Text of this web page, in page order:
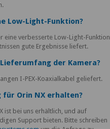
Low-Light-Funktion?
eine verbesserte Low-Light-
gute Ergebnisse liefert.
der Kamera?
I-PEX-Koaxialkabel geliefert.
für Orin NX erhalten?
ist bei uns erhältlich, und auf
Support bieten. Bitte schreiben